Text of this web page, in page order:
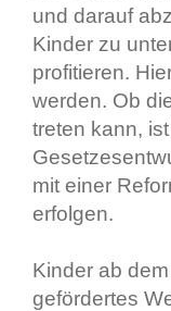
und darauf
Kinder zu
profitieren.
werden. Ob
treten kann,
mit einer
erfolgen.
Kinder ab
gefördertes